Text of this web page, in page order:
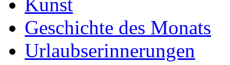
Kunst
Geschichte des Monats
Urlaubserinnerungen